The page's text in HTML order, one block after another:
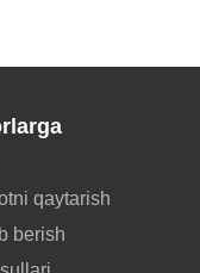
qaytarish
berish